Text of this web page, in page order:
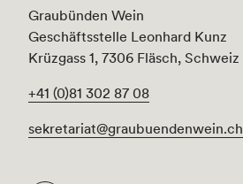
Graubünden Wein
Geschäftsstelle Leonhard Kunz
Krüzgass 1, 7306 Fläsch, Schweiz
+41 (0)81 302 87 08
sekretariat@graubuendenwein.ch